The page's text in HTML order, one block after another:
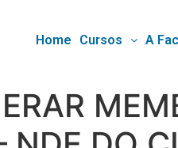
Home Cursos A